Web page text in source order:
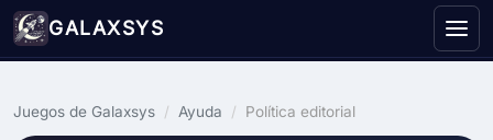
GALAXSYS
Juegos de Galaxsys / Ayuda / Política editorial